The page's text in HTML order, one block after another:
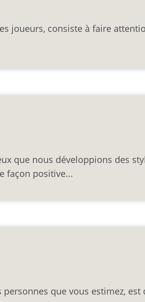
joueurs, consiste à faire
que nous développions des
façon positive...
que vous estimez, est